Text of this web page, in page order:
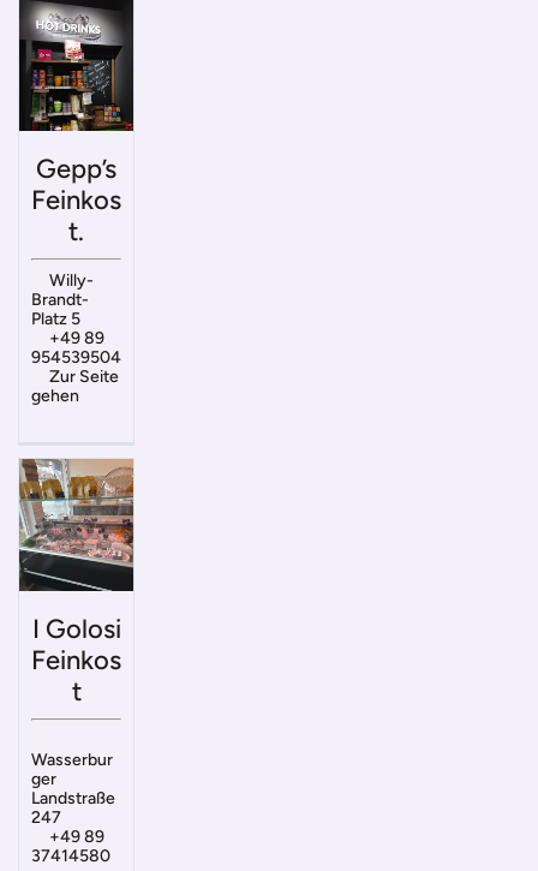
Gepp’s
Feinkos
t.
Willy-
Brandt-
Platz 5
+49 89
954539504
Zur Seite
gehen
I Golosi
Feinkos
t
Wasserbur
ger
Landstraße
247
+49 89
37414580